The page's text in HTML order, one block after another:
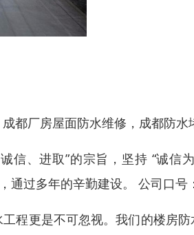
都厂房屋面防水维修，成都防水
信、进取”的宗旨，坚持 “诚
通过多年的辛勤建设。 公司口号
程更是不可忽视。我们的楼房